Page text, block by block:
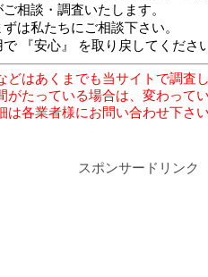
相談・調査いたします。
は私たちにご相談下さい。
で 『安心』 を取り戻してくださ
どはあくまでも当サイトで調査
がたっている場合は、変わって
は各業者様にお問い合わせ下さ
スポンサードリンク